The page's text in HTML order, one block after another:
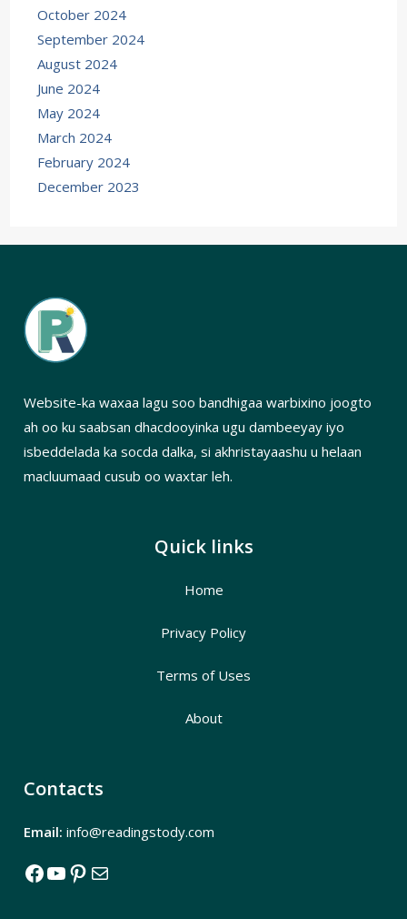
October 2024
September 2024
August 2024
June 2024
May 2024
March 2024
February 2024
December 2023
Website-ka waxaa lagu soo bandhigaa warbixino joogto
ah oo ku saabsan dhacdooyinka ugu dambeeyay iyo
isbeddelada ka socda dalka, si akhristayaashu u helaan
macluumaad cusub oo waxtar leh.
Quick links
Home
Privacy Policy
Terms of Uses
About
Contacts
Email:info@readingstody.com
Facebook
YouTube
Pinterest
Mail